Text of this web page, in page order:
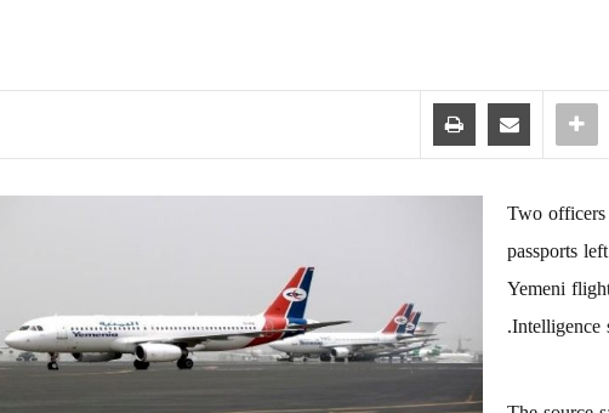
Two
passports
Yemeni